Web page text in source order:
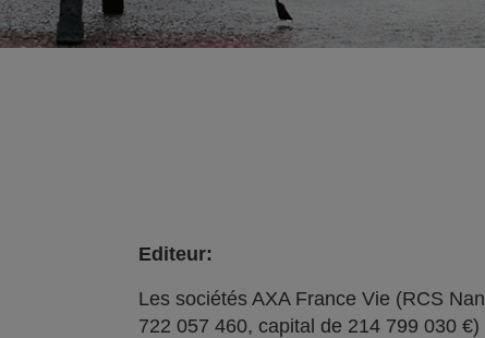
Editeur:
Les sociétés AXA France Vie (RCS
722 057 460, capital de 214 799 030